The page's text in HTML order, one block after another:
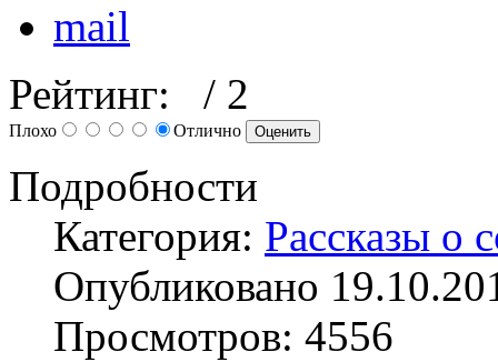
Рейтинг: / 2
Плохо Отлично
Подробности
Категория: Рассказы о
Опубликовано
Просмотров: 4556